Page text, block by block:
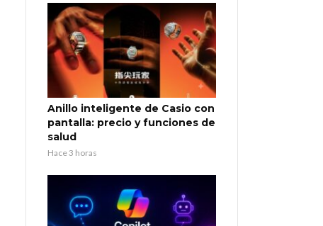
Anillo inteligente de Casio con
pantalla: precio y funciones de
salud
Hace 3 horas